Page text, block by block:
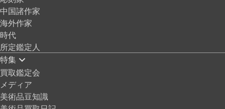
中国諸作家
海外作家
時代
所定鑑定人
特集
買取鑑定会
メディア
美術品豆知識